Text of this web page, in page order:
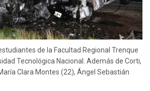
de la Facultad Regional Trenque
Tecnológica Nacional. Además de Corti,
Clara Montes (22), Ángel Sebastián